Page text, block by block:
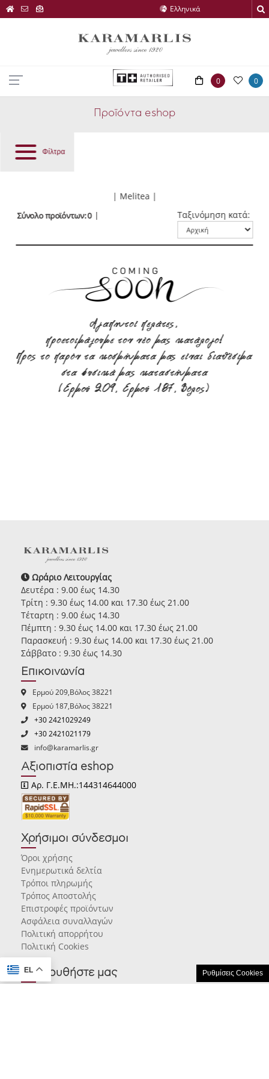
EL Ρυθμίσεις Cookies
0 0
Προϊόντα eshop
Φίλτρα
| Melitea |
Σύνολο προϊόντων: 0 Ταξινόμηση κατά:
Αγαπητοί πελάτες,
προετοιμάζουμε τον νέο μας κατάλογο!
Προς το παρόν τα κοσμήματα μας είναι διαθέσιμα
στα φυσικά μας καταστήματα
(Ερμού 209, Ερμού 187, Βόλος)
Ωράριο Λειτουργίας
Δευτέρα : 9.00 έως 14.30
Τρίτη : 9.30 έως 14.00 και 17.30 έως 21.00
Τέταρτη : 9.00 έως 14.30
Πέμπτη : 9.30 έως 14.00 και 17.30 έως 21.00
Παρασκευή : 9.30 έως 14.00 και 17.30 έως 21.00
Σάββατο : 9.30 έως 14.30
Επικοινωνία
Ερμού 209,Βόλος 38221
Ερμού 187,Βόλος 38221
+30 2421029249
+30 2421021179
info@karamarlis.gr
Αξιοπιστία eshop
Αρ. Γ.Ε.ΜΗ.:144314644000
Χρήσιμοι σύνδεσμοι
Όροι χρήσης
Ενημερωτικά δελτία
Τρόποι πληρωμής
Τρόπος Αποστολής
Επιστροφές προϊόντων
Ασφάλεια συναλλαγών
Πολιτική απορρήτου
Πολιτική Cookies
Ακολουθήστε μας